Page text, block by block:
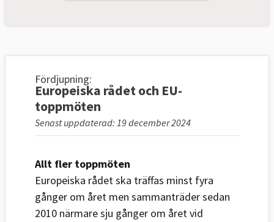
Fördjupning:
Europeiska rådet och EU-
toppmöten
Senast uppdaterad: 19 december 2024
Allt fler toppmöten
Europeiska rådet ska träffas minst fyra
gånger om året men sammanträder sedan
2010 närmare sju gånger om året vid